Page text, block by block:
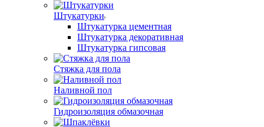
Штукатурки
Штукатурка цементная
Штукатурка декоративная
Штукатурка гипсовая
Стяжка для пола
Наливной пол
Гидроизоляция обмазочная